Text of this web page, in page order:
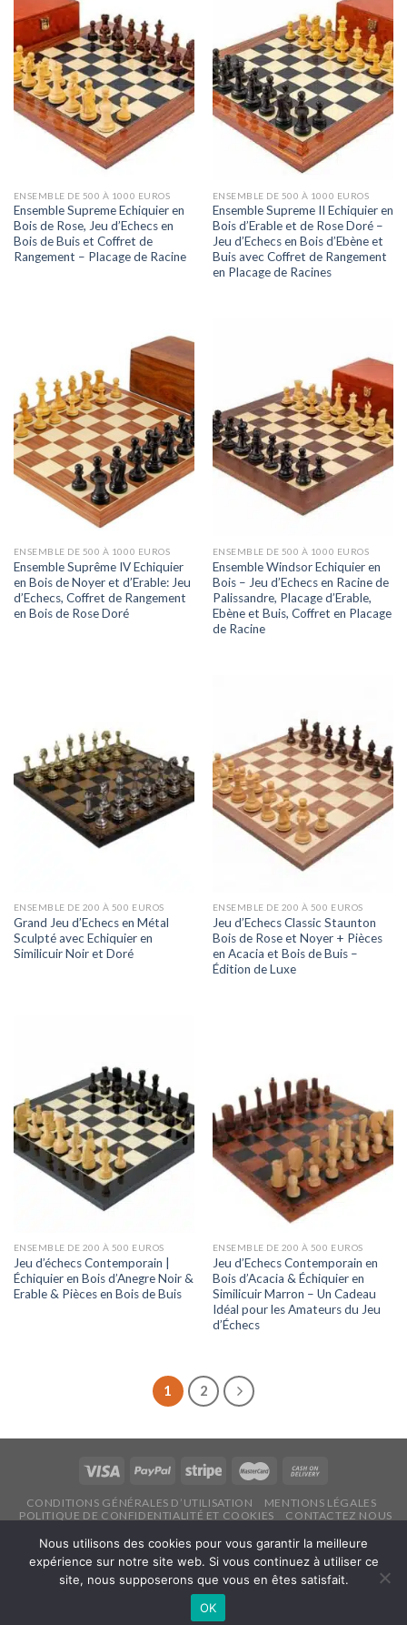
ENSEMBLE DE 500 À 1000 EUROS
Ensemble Supreme Echiquier en
Bois de Rose, Jeu d’Echecs en
Bois de Buis et Coffret de
Rangement – Placage de Racine
ENSEMBLE DE 500 À 1000 EUROS
Ensemble Supreme II Echiquier en
Bois d’Erable et de Rose Doré –
Jeu d’Echecs en Bois d’Ebène et
Buis avec Coffret de Rangement
en Placage de Racines
ENSEMBLE DE 500 À 1000 EUROS
Ensemble Suprême IV Echiquier
en Bois de Noyer et d’Erable: Jeu
d’Echecs, Coffret de Rangement
en Bois de Rose Doré
ENSEMBLE DE 500 À 1000 EUROS
Ensemble Windsor Echiquier en
Bois – Jeu d’Echecs en Racine de
Palissandre, Placage d’Erable,
Ebène et Buis, Coffret en Placage
de Racine
ENSEMBLE DE 200 À 500 EUROS
Grand Jeu d’Echecs en Métal
Sculpté avec Echiquier en
Similicuir Noir et Doré
ENSEMBLE DE 200 À 500 EUROS
Jeu d’Echecs Classic Staunton
Bois de Rose et Noyer + Pièces
en Acacia et Bois de Buis –
Édition de Luxe
ENSEMBLE DE 200 À 500 EUROS
Jeu d’échecs Contemporain |
Échiquier en Bois d’Anegre Noir &
Erable & Pièces en Bois de Buis
ENSEMBLE DE 200 À 500 EUROS
Jeu d’Echecs Contemporain en
Bois d’Acacia & Échiquier en
Similicuir Marron – Un Cadeau
Idéal pour les Amateurs du Jeu
d’Échecs
1 2
CONDITIONS GÉNÉRALES D’UTILISATION
MENTIONS LÉGALES
POLITIQUE DE CONFIDENTIALITÉ ET COOKIES
CONTACTEZ NOUS
Copyright 2026 ©Echecsonline.net
Français
Nous utilisons des cookies pour vous garantir la meilleure
expérience sur notre site web. Si vous continuez à utiliser ce
site, nous supposerons que vous en êtes satisfait.
OK